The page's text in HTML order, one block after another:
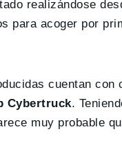
realizándose
para acoger por
cuentan
Cybertruck.
muy probable